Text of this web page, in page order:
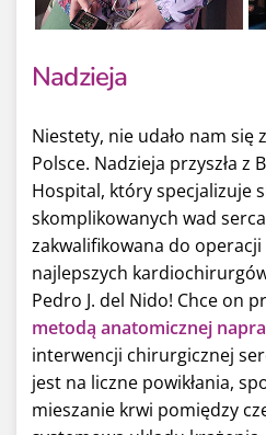
Nadzieja
Niestety, nie udało nam się
Polsce. Nadzieja przyszła z
Hospital, który specjalizuje
skomplikowanych wad
zakwalifikowana do
najlepszych
Pedro J. del Nido! Chce on
metodą anatomicznej
interwencji chirurgicznej
jest na liczne powikłania,
mieszanie krwi pomiędzy